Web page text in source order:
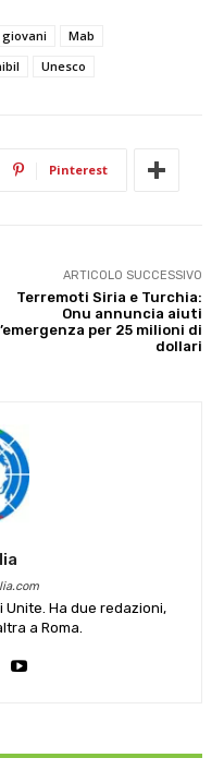
giovani
Mab
Unesco
Pinterest
ARTICOLO SUCCESSIVO
Terremoti Siria e Turchia:
Onu annuncia aiuti
per 25 milioni di
dollari
Ha due redazioni,
a Roma.